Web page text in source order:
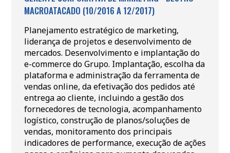
MACROATACADO (10/2016 A 12/2017)
Planejamento estratégico de marketing,
liderança de projetos e desenvolvimento de
mercados. Desenvolvimento e implantação do
e-commerce do Grupo. Implantação, escolha da
plataforma e administração da ferramenta de
vendas online, da efetivação dos pedidos até
entrega ao cliente, incluindo a gestão dos
fornecedores de tecnologia, acompanhamento
logístico, construção de planos/soluções de
vendas, monitoramento dos principais
indicadores de performance, execução de ações